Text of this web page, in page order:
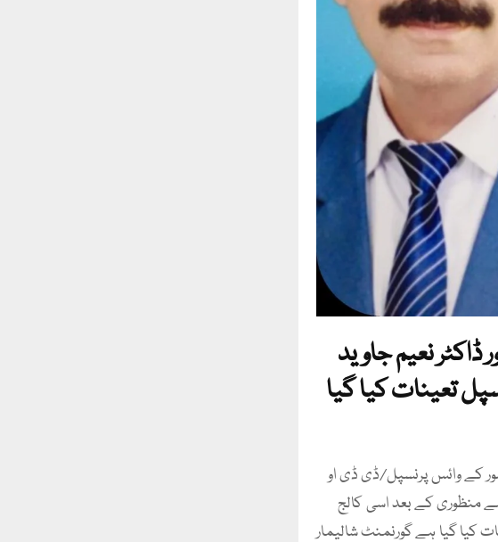
ڈاکٹر نعیم جاوید
تعینات کیا گیا
کے وائس پرنسپل/ڈی ڈی او
منظوری کے بعد اسی کالج
کیا گیا ہے گورنمنٹ شالیمار